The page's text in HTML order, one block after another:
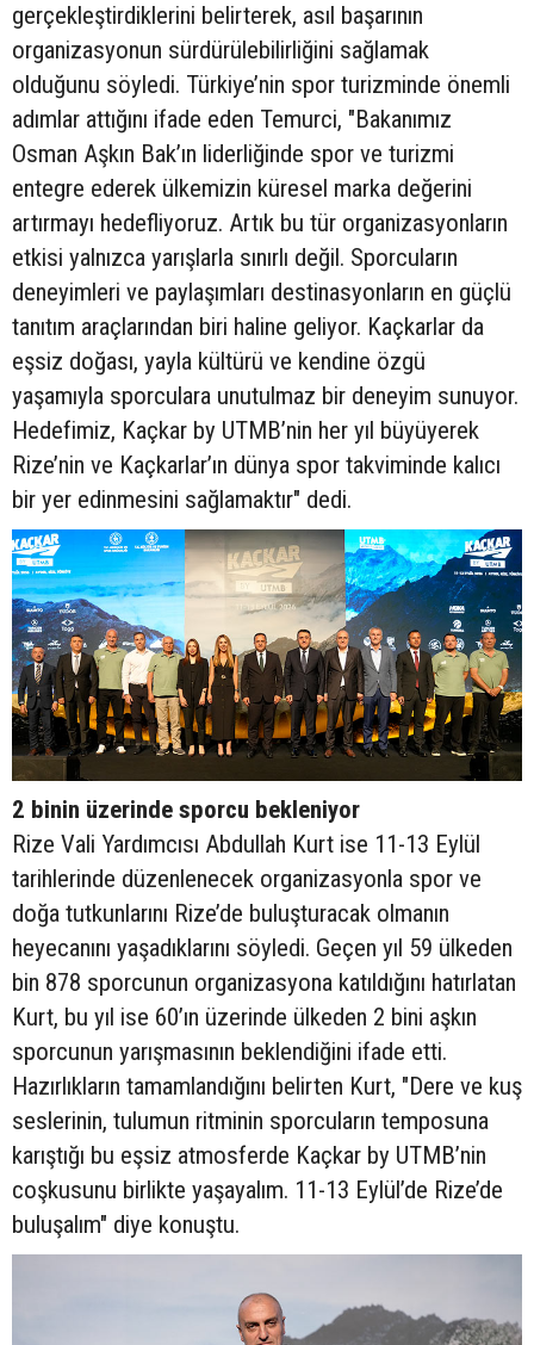
gerçekleştirdiklerini belirterek, asıl başarının
organizasyonun sürdürülebilirliğini sağlamak
olduğunu söyledi. Türkiye’nin spor turizminde önemli
adımlar attığını ifade eden Temurci, "Bakanımız
Osman Aşkın Bak’ın liderliğinde spor ve turizmi
entegre ederek ülkemizin küresel marka değerini
artırmayı hedefliyoruz. Artık bu tür organizasyonların
etkisi yalnızca yarışlarla sınırlı değil. Sporcuların
deneyimleri ve paylaşımları destinasyonların en güçlü
tanıtım araçlarından biri haline geliyor. Kaçkarlar da
eşsiz doğası, yayla kültürü ve kendine özgü
yaşamıyla sporculara unutulmaz bir deneyim sunuyor.
Hedefimiz, Kaçkar by UTMB’nin her yıl büyüyerek
Rize’nin ve Kaçkarlar’ın dünya spor takviminde kalıcı
bir yer edinmesini sağlamaktır" dedi.
2 binin üzerinde sporcu bekleniyor
Rize Vali Yardımcısı Abdullah Kurt ise 11-13 Eylül
tarihlerinde düzenlenecek organizasyonla spor ve
doğa tutkunlarını Rize’de buluşturacak olmanın
heyecanını yaşadıklarını söyledi. Geçen yıl 59 ülkeden
bin 878 sporcunun organizasyona katıldığını hatırlatan
Kurt, bu yıl ise 60’ın üzerinde ülkeden 2 bini aşkın
sporcunun yarışmasının beklendiğini ifade etti.
Hazırlıkların tamamlandığını belirten Kurt, "Dere ve kuş
seslerinin, tulumun ritminin sporcuların temposuna
karıştığı bu eşsiz atmosferde Kaçkar by UTMB’nin
coşkusunu birlikte yaşayalım. 11-13 Eylül’de Rize’de
buluşalım" diye konuştu.